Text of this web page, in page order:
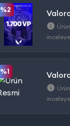
%2
%1